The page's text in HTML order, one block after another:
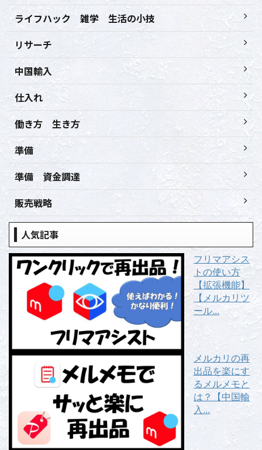
ライフハック 雑学 生活の小技
リサーチ
中国輸入
仕入れ
働き方 生き方
準備
準備 資金調達
販売戦略
人気記事
フリマアシス
トの使い方
【拡張機能】
【メルカリツ
ール...
メルカリの再
出品を楽にす
るメルメモと
は？【中国輸
入...